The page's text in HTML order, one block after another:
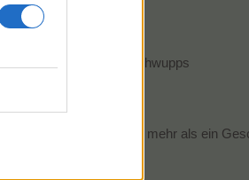
Angelegenheit.
angeklickt und schwupps
Danke, an die, die mehr als ein